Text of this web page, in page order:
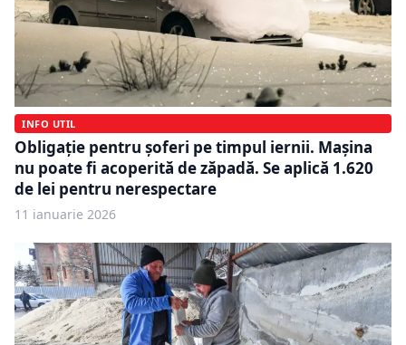
INFO UTIL
Obligație pentru șoferi pe timpul iernii. Mașina
nu poate fi acoperită de zăpadă. Se aplică 1.620
de lei pentru nerespectare
11 ianuarie 2026